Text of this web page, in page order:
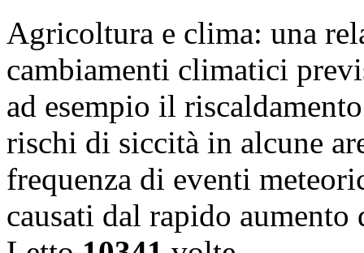
Agricoltura e clima: una
cambiamenti climatici
ad esempio il
rischi di siccità in alcune
frequenza di eventi
causati dal rapido